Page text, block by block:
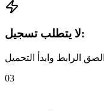
لا يتطلب تسجيل:
03